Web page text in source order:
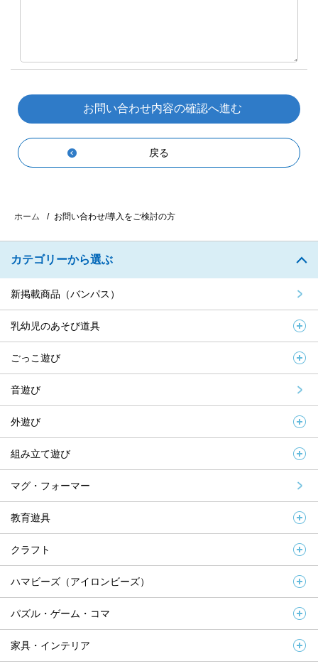
戻る
ホーム お問い合わせ/導入をご検討の方
カテゴリーから選ぶ
新掲載商品（バンパス）
乳幼児のあそび道具
ごっこ遊び
音遊び
外遊び
組み立て遊び
マグ・フォーマー
教育遊具
クラフト
ハマビーズ（アイロンビーズ）
パズル・ゲーム・コマ
家具・インテリア